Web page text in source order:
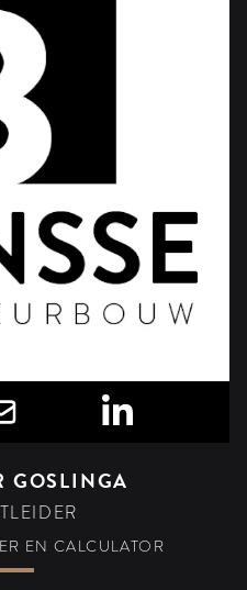
GOSLINGA
EN CALCULATOR